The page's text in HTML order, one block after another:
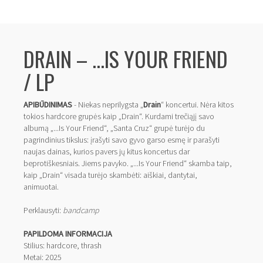
DRAIN ‎– ...IS YOUR FRIEND
/ LP
APIBŪDINIMAS- Niekas neprilygsta „Drain“ koncertui. Nėra kitos
tokios hardcore grupės kaip „Drain“. Kurdami trečiąjį savo
albumą „...Is Your Friend“, „Santa Cruz“ grupė turėjo du
pagrindinius tikslus: įrašyti savo gyvo garso esmę ir parašyti
naujas dainas, kurios pavers jų kitus koncertus dar
beprotiškesniais. Jiems pavyko. „...Is Your Friend“ skamba taip,
kaip „Drain“ visada turėjo skambėti: aiškiai, dantytai,
animuotai.
Perklausyti: bandcamp
PAPILDOMA INFORMACIJA
Stilius: hardcore, thrash
Metai: 2025